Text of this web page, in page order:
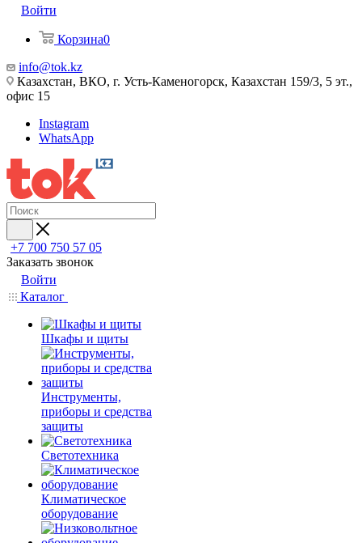
Войти
Корзина0
info@tok.kz
Казахстан, ВКО, г. Усть-Каменогорск, Казахстан 159/3, 5 эт.,
офис 15
Instagram
WhatsApp
+7 700 750 57 05
Заказать звонок
Войти
Каталог
Шкафы и щиты
Инструменты,
приборы и средства
защиты
Светотехника
Климатическое
оборудование